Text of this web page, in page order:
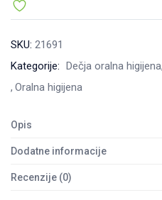
SKU: 21691
Kategorije: Dečja oralna higijena
Oralna higijena
Opis
Dodatne informacije
Recenzije (0)